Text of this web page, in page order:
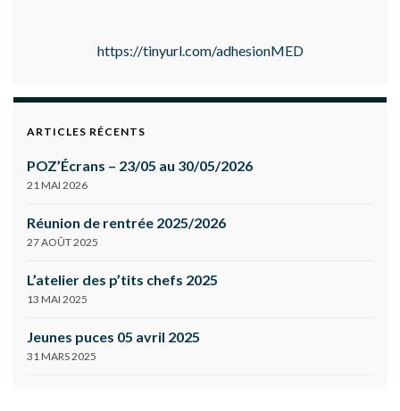
https://tinyurl.com/adhesionMED
ARTICLES RÉCENTS
POZ’Écrans – 23/05 au 30/05/2026
21 MAI 2026
Réunion de rentrée 2025/2026
27 AOÛT 2025
L’atelier des p’tits chefs 2025
13 MAI 2025
Jeunes puces 05 avril 2025
31 MARS 2025